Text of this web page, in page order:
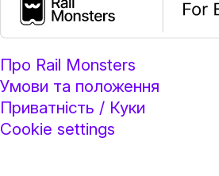
Про Rail Monsters
Умови та положення
Приватність / Куки
Cookie settings